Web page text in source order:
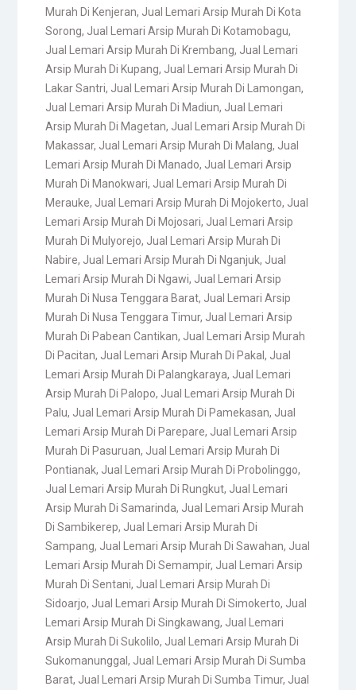
Murah Di Kenjeran, Jual Lemari Arsip Murah Di Kota
Sorong, Jual Lemari Arsip Murah Di Kotamobagu,
Jual Lemari Arsip Murah Di Krembang, Jual Lemari
Arsip Murah Di Kupang, Jual Lemari Arsip Murah Di
Lakar Santri, Jual Lemari Arsip Murah Di Lamongan,
Jual Lemari Arsip Murah Di Madiun, Jual Lemari
Arsip Murah Di Magetan, Jual Lemari Arsip Murah Di
Makassar, Jual Lemari Arsip Murah Di Malang, Jual
Lemari Arsip Murah Di Manado, Jual Lemari Arsip
Murah Di Manokwari, Jual Lemari Arsip Murah Di
Merauke, Jual Lemari Arsip Murah Di Mojokerto, Jual
Lemari Arsip Murah Di Mojosari, Jual Lemari Arsip
Murah Di Mulyorejo, Jual Lemari Arsip Murah Di
Nabire, Jual Lemari Arsip Murah Di Nganjuk, Jual
Lemari Arsip Murah Di Ngawi, Jual Lemari Arsip
Murah Di Nusa Tenggara Barat, Jual Lemari Arsip
Murah Di Nusa Tenggara Timur, Jual Lemari Arsip
Murah Di Pabean Cantikan, Jual Lemari Arsip Murah
Di Pacitan, Jual Lemari Arsip Murah Di Pakal , Jual
Lemari Arsip Murah Di Palangkaraya, Jual Lemari
Arsip Murah Di Palopo, Jual Lemari Arsip Murah Di
Palu, Jual Lemari Arsip Murah Di Pamekasan, Jual
Lemari Arsip Murah Di Parepare, Jual Lemari Arsip
Murah Di Pasuruan, Jual Lemari Arsip Murah Di
Pontianak, Jual Lemari Arsip Murah Di Probolinggo,
Jual Lemari Arsip Murah Di Rungkut, Jual Lemari
Arsip Murah Di Samarinda, Jual Lemari Arsip Murah
Di Sambikerep, Jual Lemari Arsip Murah Di
Sampang, Jual Lemari Arsip Murah Di Sawahan, Jual
Lemari Arsip Murah Di Semampir, Jual Lemari Arsip
Murah Di Sentani, Jual Lemari Arsip Murah Di
Sidoarjo, Jual Lemari Arsip Murah Di Simokerto, Jual
Lemari Arsip Murah Di Singkawang, Jual Lemari
Arsip Murah Di Sukolilo, Jual Lemari Arsip Murah Di
Sukomanunggal , Jual Lemari Arsip Murah Di Sumba
Barat, Jual Lemari Arsip Murah Di Sumba Timur, Jual